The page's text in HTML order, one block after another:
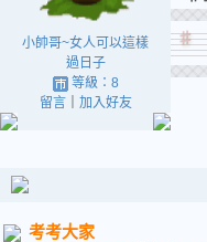
小帥哥~女人可以這樣
過日子
等級：8
留言｜ 加入好友
考考大家